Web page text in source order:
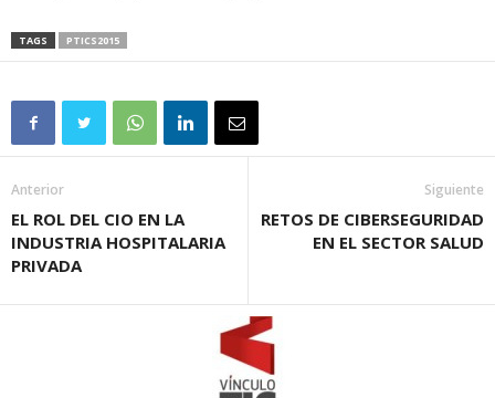
TAGS PTICS2015
Anterior
EL ROL DEL CIO EN LA
INDUSTRIA HOSPITALARIA
PRIVADA
Siguiente
RETOS DE CIBERSEGURIDAD
EN EL SECTOR SALUD